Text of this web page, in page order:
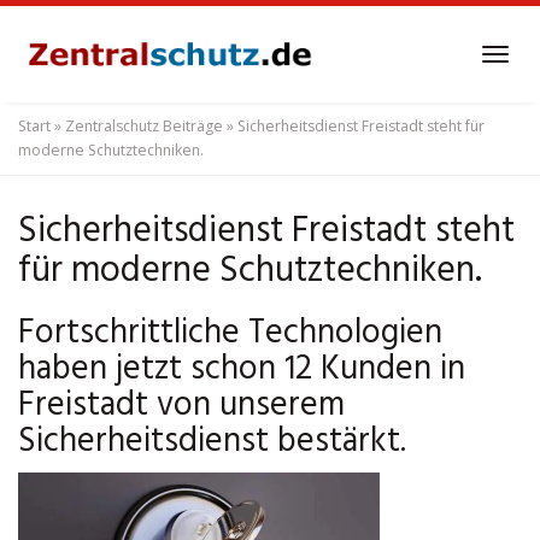
content
Start» Zentralschutz Beiträge » Sicherheitsdienst Freistadt steht für
moderne Schutztechniken.
Sicherheitsdienst Freistadt steht
für moderne Schutztechniken.
Fortschrittliche Technologien
haben jetzt schon 12 Kunden in
Freistadt von unserem
Sicherheitsdienst bestärkt.